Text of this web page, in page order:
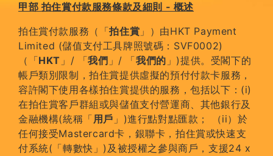
甲部 拍住賞付款服務條款及細則 - 概述
拍住賞付款服務（「拍住賞 」）由HKT Payment
Limited (儲值支付工具牌照號碼：SVF0002)
（「HKT 」/ 「我們 」/ 「我們的 」)提供。受閣下的
帳戶類別限制，拍住賞提供虛擬的預付付款卡服務，
容許閣下使用各樣拍住賞提供的服務，包括以下：(i)
在拍住賞客戶群組或與儲值支付營運商、其他銀行及
金融機構(統稱「用戶 」)進行點對點匯款； （ii）於
任何接受Mastercard卡，銀聯卡，拍住賞或快速支
付系統(「轉數快」)及被授權之參與商戶，支援24 x